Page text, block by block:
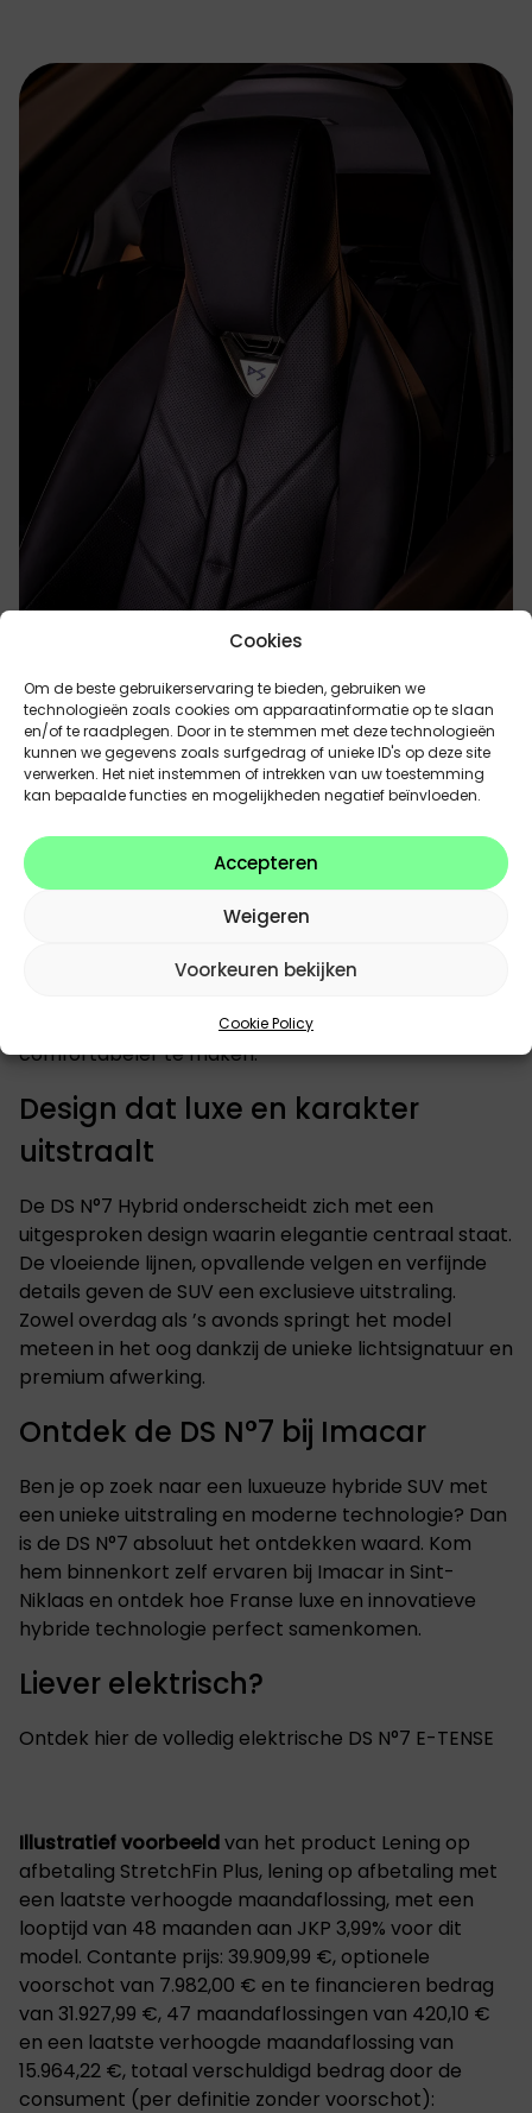
Cookies
Om de beste gebruikerservaring te bieden, gebruiken we
technologieën zoals cookies om apparaatinformatie op te slaan
en/of te raadplegen. Door in te stemmen met deze technologieën
kunnen we gegevens zoals surfgedrag of unieke ID's op deze site
verwerken. Het niet instemmen of intrekken van uw toestemming
kan bepaalde functies en mogelijkheden negatief beïnvloeden.
Accepteren
Weigeren
Voorkeuren bekijken
Cookie Policy
Geavanceerde rijhulpsystemen
aan boord
Zoals we van DS Automobilesgewend zijn, is ook
deze DS N°7 uitgerust met innovatieve
technologieën die veiligheid en gebruiksgemak
verlichting en een modern infotainmentsysteem
werd ontwikkeld om rijden intuïtiever en
comfortabeler te maken.
Design dat luxe en karakter
uitstraalt
De DS N°7 Hybrid onderscheidt zich met een
uitgesproken design waarin elegantie centraal staat.
De vloeiende lijnen, opvallende velgen en verfijnde
details geven de SUV een exclusieve uitstraling.
Zowel overdag als ’s avonds springt het model
meteen in het oog dankzij de unieke lichtsignatuur en
premium afwerking.
Ontdek de DS N°7 bij Imacar
Ben je op zoek naar een luxueuze hybride SUV met
een unieke uitstraling en moderne technologie? Dan
is de DS N°7 absoluut het ontdekken waard. Kom
hem binnenkort zelf ervaren bij Imacar in Sint-
Niklaas en ontdek hoe Franse luxe en innovatieve
hybride technologie perfect samenkomen.
Liever elektrisch?
Ontdek hier de volledig elektrische DS N°7 E-TENSE
Illustratief voorbeeldvan het product Lening op
afbetaling StretchFin Plus, lening op afbetaling met
een laatste verhoogde maandaflossing, met een
looptijd van 48 maanden aan JKP 3,99% voor dit
model. Contante prijs: 39.909,99 €, optionele
voorschot van 7.982,00 € en te financieren bedrag
van 31.927,99 €, 47 maandaflossingen van 420,10 €
en een laatste verhoogde maandaflossing van
15.964,22 €, totaal verschuldigd bedrag door de
consument (per definitie zonder voorschot):